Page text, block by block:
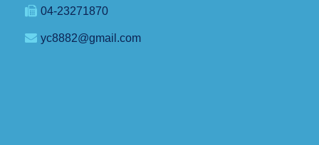
04-23271870
yc8882@gmail.com